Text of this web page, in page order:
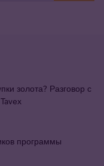
золота? Разговор с
программы